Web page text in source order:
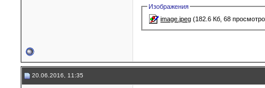
Изображения
image.jpeg (182.6 Кб, 68
20.06.2016, 11:35